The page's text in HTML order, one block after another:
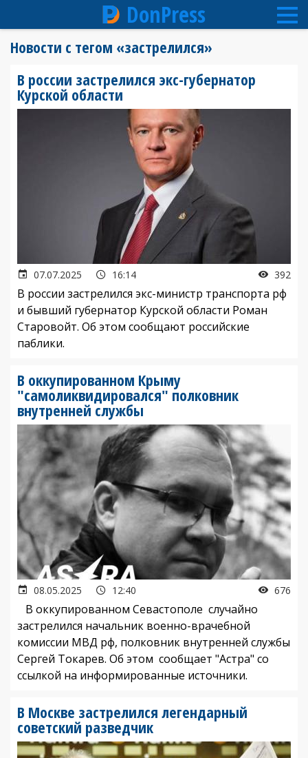
содержанию
DonPress
Новости с тегом «застрелился»
В россии застрелился экс-губернатор
Курской области
07.07.2025 16:14 392
В россии застрелился экс-министр транспорта рф
и бывший губернатор Курской области Роман
Старовойт. Об этом сообщают российские
паблики.
В оккупированном Крыму
"самоликвидировался" полковник
внутренней службы
08.05.2025 12:40 676
В оккупированном Севастополе случайно
застрелился начальник военно-врачебной
комиссии МВД рф, полковник внутренней службы
Сергей Токарев. Об этом сообщает "Астра" со
ссылкой на информированные источники.
В Москве застрелился легендарный
советский разведчик